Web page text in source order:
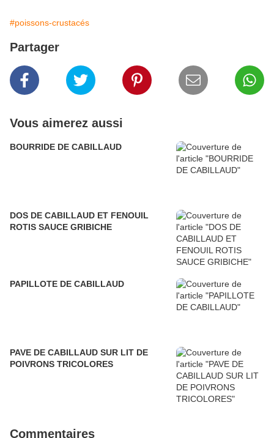
#poissons-crustacés
Partager
Vous aimerez aussi
BOURRIDE DE CABILLAUD
DOS DE CABILLAUD ET FENOUIL
ROTIS SAUCE GRIBICHE
PAPILLOTE DE CABILLAUD
PAVE DE CABILLAUD SUR LIT DE
POIVRONS TRICOLORES
Commentaires